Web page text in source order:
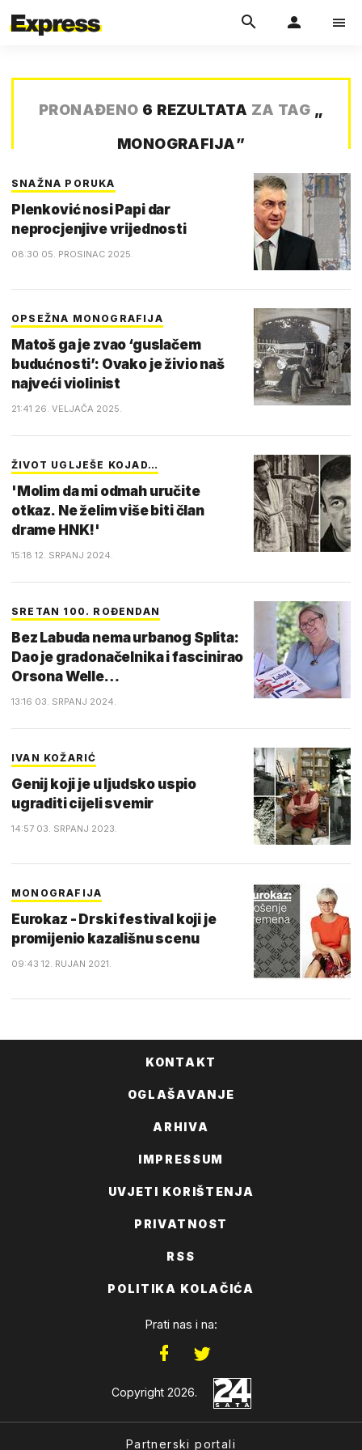
PRONAĐENO 6 REZULTATA ZA TAG „
MONOGRAFIJA”
SNAŽNA PORUKA
Plenković nosi Papi dar
neprocjenjive vrijednosti
08:30 05. PROSINAC 2025.
OPSEŽNA MONOGRAFIJA
Matoš ga je zvao ‘guslačem
budućnosti’: Ovako je živio naš
najveći violinist
21:41 26. VELJAČA 2025.
ŽIVOT UGLJEŠE KOJAD…
'Molim da mi odmah uručite
otkaz. Ne želim više biti član
drame HNK!'
15:18 12. SRPANJ 2024.
SRETAN 100. ROĐENDAN
Bez Labuda nema urbanog Splita:
Dao je gradonačelnika i fascinirao
Orsona Welle…
13:16 03. SRPANJ 2024.
IVAN KOŽARIĆ
Genij koji je u ljudsko uspio
ugraditi cijeli svemir
14:57 03. SRPANJ 2023.
MONOGRAFIJA
Eurokaz - Drski festival koji je
promijenio kazališnu scenu
09:43 12. RUJAN 2021.
KONTAKT
OGLAŠAVANJE
ARHIVA
IMPRESSUM
UVJETI KORIŠTENJA
PRIVATNOST
RSS
POLITIKA KOLAČIĆA
Prati nas i na:
Copyright 2026.
Partnerski portali